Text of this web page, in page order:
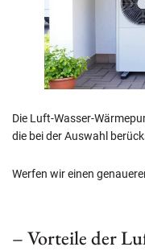
Die Luft-Wasser-
die bei der Auswahl
Werfen wir einen
– Vorteile der